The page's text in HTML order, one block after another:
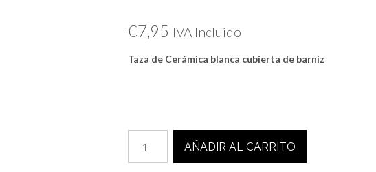
€7,95 IVA Incluido
Taza de Cerámica blanca cubierta de barniz
CAMARERO
SIMPÁTICO
AÑADIR AL CARRITO